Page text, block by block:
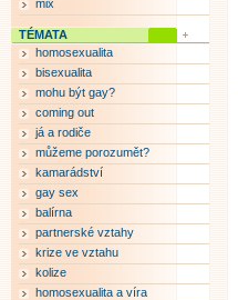
mix
TÉMATA
homosexualita
bisexualita
mohu být gay?
coming out
já a rodiče
můžeme porozumět?
kamarádství
gay sex
balírna
partnerské vztahy
krize ve vztahu
kolize
homosexualita a víra